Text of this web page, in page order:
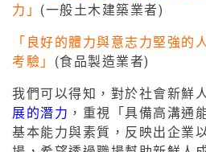
力」 (一般土木建築業者)
「良好的體力與意志力堅強的
考驗」 (食品製造業者)
我們可以得知，對於社會新鮮
展的潛力 ，重視「具備高溝通
基本能力與素質，反映出企業